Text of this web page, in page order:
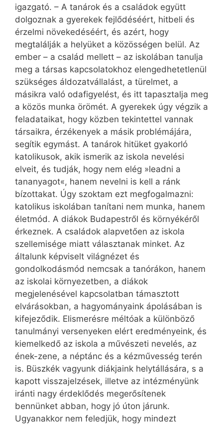
igazgató. – A tanárok és a családok együtt
dolgoznak a gyerekek fejlődéséért, hitbeli és
érzelmi növekedéséért, és azért, hogy
megtalálják a helyüket a közösségen belül. Az
ember – a család mellett – az iskolában tanulja
meg a társas kapcsolatokhoz elengedhetetlenül
szükséges áldozatvállalást, a türelmet, a
másikra való odafigyelést, és itt tapasztalja meg
a közös munka örömét. A gyerekek úgy végzik a
fel­adataikat, hogy közben tekintettel vannak
társaikra, érzékenyek a másik problémájára,
segítik egymást. A tanárok hitüket gyakorló
katolikusok, akik ismerik az iskola nevelési
elveit, és tudják, hogy nem elég »leadni a
tananyagot«, hanem nevelni is kell a ránk
bízottakat. Úgy szoktam ezt megfogalmazni:
katolikus iskolában tanítani nem munka, hanem
életmód. A diákok Budapestről és környékéről
érkeznek. A családok alapvetően az iskola
szellemisége miatt választanak minket. Az
általunk képviselt világnézet és
gondolkodásmód nemcsak a tanórákon, hanem
az iskolai környezetben, a diákok
megjelenésével kapcsolatban támasztott
elvárásokban, a hagyományaink ápolásában is
kifejeződik. Elismerésre méltóak a különböző
tanulmányi versenyeken elért eredményeink, és
kiemelkedő az iskola a művészeti nevelés, az
ének-zene, a néptánc és a kézművesség terén
is. Büszkék vagyunk diákjaink helytállására, s a
kapott visszajelzések, illetve az intézményünk
iránti nagy érdeklődés megerősítenek
bennünket abban, hogy jó úton járunk.
Ugyanakkor nem feledjük, hogy mindezt